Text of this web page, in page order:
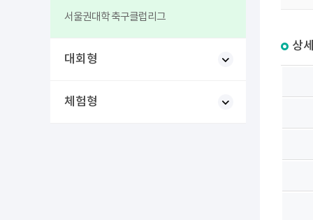
서울권대학 축구클럽리그
대회형
체험형
상